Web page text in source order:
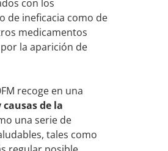
con los
de ineficacia como de
medicamentos
la aparición de
recoge en una
de la
una serie de
tales como